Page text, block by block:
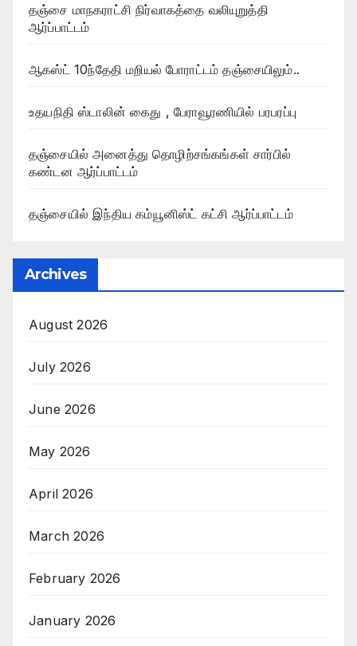
தஞ்சை மாநகராட்சி நிர்வாகத்தை வலியுறுத்தி
ஆர்ப்பாட்டம்
ஆகஸ்ட் 10ந்தேதி மறியல் போராட்டம் தஞ்சையிலும்..
உதயநிதி ஸ்டாலின் கைது , பேராவூரணியில் பரபரப்பு
தஞ்சையில் அனைத்து தொழிற்சங்கங்கள் சார்பில்
கண்டன ஆர்ப்பாட்டம்
தஞ்சையில் இந்திய கம்யூனிஸ்ட் கட்சி ஆர்ப்பாட்டம்
Archives
August 2026
July 2026
June 2026
May 2026
April 2026
March 2026
February 2026
January 2026